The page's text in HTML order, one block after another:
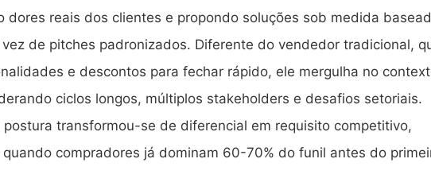
dores reais dos clientes e propondo soluções sob medida
de pitches padronizados. Diferente do vendedor tradicional,
e descontos para fechar rápido, ele mergulha no
ciclos longos, múltiplos stakeholders e desafios setoriais.
postura transformou-se de diferencial em requisito competitivo,
compradores já dominam 60-70% do funil antes do